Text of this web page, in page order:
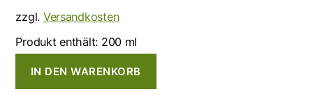
zzgl. Versandkosten
Produkt enthält: 200 ml
IN DEN WARENKORB